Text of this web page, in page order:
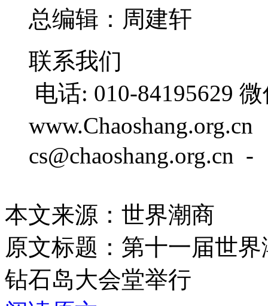
总编辑：周建轩
联系我们
电话: 010-84195629
cs@chaoshang.org.cn -
本文来源：世界潮商
原文标题： 第十一届世
钻石岛大会堂举行